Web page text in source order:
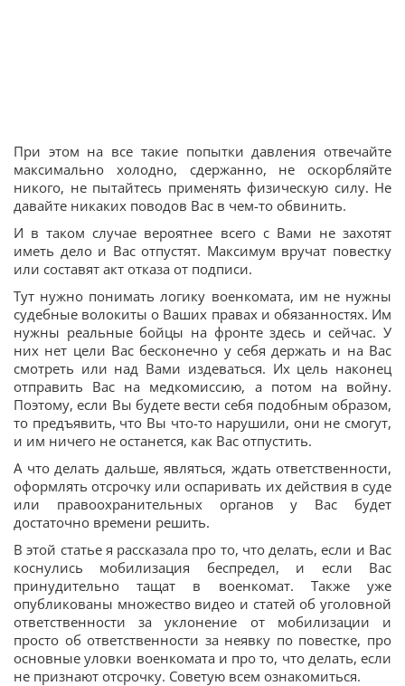
При этом на все такие попытки давления отвечайте
максимально холодно, сдержанно, не оскорбляйте
никого, не пытайтесь применять физическую силу. Не
давайте никаких поводов Вас в чем-то обвинить.
И в таком случае вероятнее всего с Вами не захотят
иметь дело и Вас отпустят. Максимум вручат повестку
или составят акт отказа от подписи.
Тут нужно понимать логику военкомата, им не нужны
судебные волокиты о Ваших правах и обязанностях. Им
нужны реальные бойцы на фронте здесь и сейчас. У
них нет цели Вас бесконечно у себя держать и на Вас
смотреть или над Вами издеваться. Их цель наконец
отправить Вас на медкомиссию, а потом на войну.
Поэтому, если Вы будете вести себя подобным образом,
то предъявить, что Вы что-то нарушили, они не смогут,
и им ничего не останется, как Вас отпустить.
А что делать дальше, являться, ждать ответственности,
оформлять отсрочку или оспаривать их действия в суде
или правоохранительных органов у Вас будет
достаточно времени решить.
В этой статье я рассказала про то, что делать, если и Вас
коснулись мобилизация беспредел, и если Вас
принудительно тащат в военкомат. Также уже
опубликованы множество видео и статей об уголовной
ответственности за уклонение от мобилизации и
просто об ответственности за неявку по повестке, про
основные уловки военкомата и про то, что делать, если
не признают отсрочку. Советую всем ознакомиться.